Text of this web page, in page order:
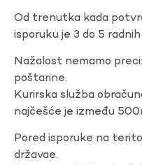
Od trenutka kada
isporuku je 3 do 5 radnih
Nažalost nemamo
poštarine.
Kurirska služba
najčešće je između
Pored isporuke na
državae.